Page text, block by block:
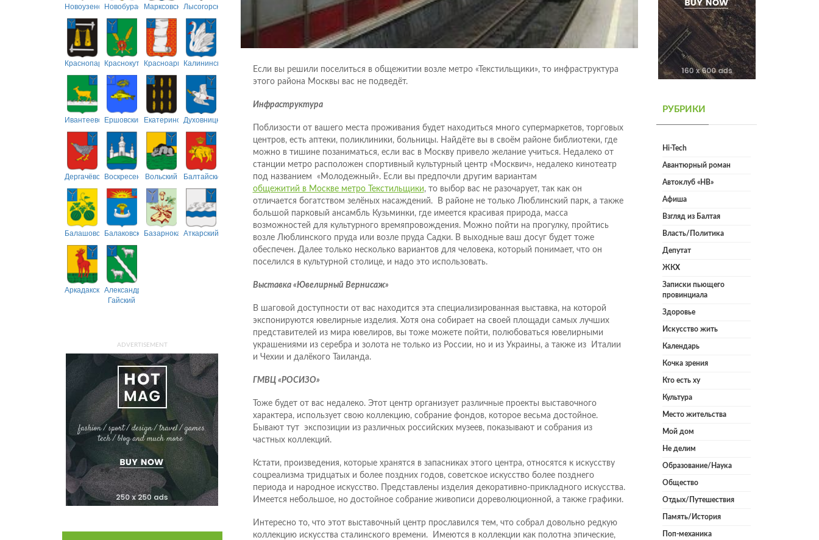
НовоузенскийНовобурасскийМарксовскийЛысогорский
Краснопартизанский
КраснокутскийКрасноармейский
Калининский
ИвантеевскийЕршовский ЕкатериновскийДуховницкий
ДергачёвскийВоскресенскийВольский Балтайский
БалашовскийБалаковскийБазарнокарабулакский
Аткарский
АркадакскийАлександрово-
Гайский
ADVERTISEMENT
Если вы решили поселиться в общежитии возле метро «Текстильщики», то инфраструктура
этого района Москвы вас не подведёт.
Инфраструктура
Поблизости от вашего места проживания будет находиться много супермаркетов, торговых
центров, есть аптеки, поликлиники, больницы. Найдёте вы в своём районе библиотеки, где
можно в тишине позаниматься, если вас в Москву привело желание учиться. Недалеко от
станции метро расположен спортивный культурный центр «Москвич», недалеко кинотеатр
под названием «Молодежный». Если вы предпочли другим вариантам
общежитий в Москве метро Текстильщики, то выбор вас не разочарует, так как он
отличается богатством зелёных насаждений. В районе не только Люблинский парк, а также
большой парковый ансамбль Кузьминки, где имеется красивая природа, масса
возможностей для культурного времяпровождения. Можно пойти на прогулку, пройтись
возле Люблинского пруда или возле пруда Садки. В выходные ваш досуг будет тоже
обеспечен. Далее только несколько вариантов для человека, который понимает, что он
поселился в культурной столице, и надо это использовать.
Выставка «Ювелирный Вернисаж»
В шаговой доступности от вас находится эта специализированная выставка, на которой
экспонируются ювелирные изделия. Хотя она собирает на своей площади самых лучших
представителей из мира ювелиров, вы тоже можете пойти, полюбоваться ювелирными
украшениями из серебра и золота не только из России, но и из Украины, а также из Италии
и Чехии и далёкого Таиланда.
ГМВЦ «РОСИЗО»
Тоже будет от вас недалеко. Этот центр организует различные проекты выставочного
характера, использует свою коллекцию, собрание фондов, которое весьма достойное.
Бывают тут экспозиции из различных российских музеев, показывают и собрания из
частных коллекций.
Кстати, произведения, которые хранятся в запасниках этого центра, относятся к искусству
соцреализма тридцатых и более поздних годов, советское искусство более позднего
периода и народное искусство. Представлены изделия декоративно-прикладного искусства.
Имеется небольшое, но достойное собрание живописи дореволюционной, а также графики.
Интересно то, что этот выставочный центр прославился тем, что собрал довольно редкую
коллекцию искусства сталинского времени. Имеются в коллекции как полотна эпические,
РУБРИКИ
Hi-Tech
Авантюрный роман
Автоклуб «НВ»
Афиша
Взгляд из Балтая
Власть/Политика
Депутат
ЖКХ
Записки пьющего
провинциала
Здоровье
Искусство жить
Календарь
Кочка зрения
Кто есть ху
Культура
Место жительства
Мой дом
Не делим
Образование/Наука
Общество
Отдых/Путешествия
Память/История
Поп-механика